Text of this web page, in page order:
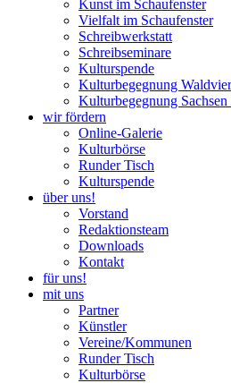
Kunst im Schaufenster
Vielfalt im Schaufenster
Schreibwerkstatt
Schreibseminare
Kulturspende
Kulturbegegnung
Kulturbegegnung
wir fördern
Online-Galerie
Kulturbörse
Runder Tisch
Kulturspende
über uns!
Vorstand
Redaktionsteam
Downloads
Kontakt
für uns!
mit uns
Partner
Künstler
Vereine/Kommunen
Runder Tisch
Kulturbörse